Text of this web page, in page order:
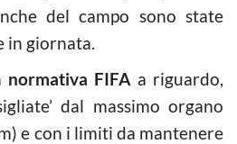
del campo sono state
in giornata.
normativa FIFA a riguardo,
dal massimo organo
e con i limiti da mantenere